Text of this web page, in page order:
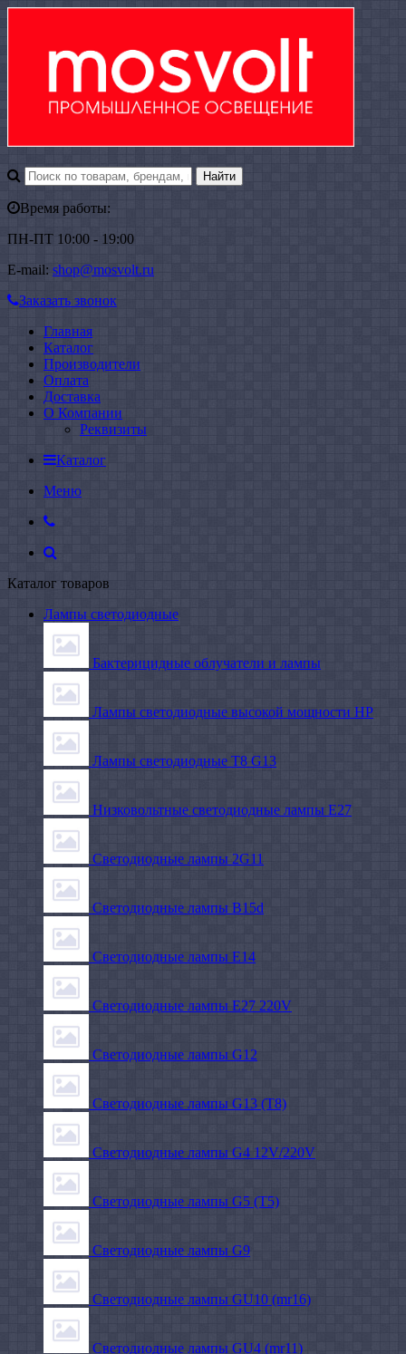
Время работы:
ПН-ПТ 10:00 - 19:00
E-mail: shop@mosvolt.ru
Заказать звонок
Главная
Каталог
Производители
Оплата
Доставка
О Компании
Реквизиты
Каталог
Меню
Каталог товаров
Лампы светодиодные
Бактерицидные облучатели и лампы
Лампы светодиодные высокой мощности HP
Лампы светодиодные Т8 G13
Низковольтные светодиодные лампы E27
Светодиодные лампы 2G11
Светодиодные лампы B15d
Светодиодные лампы E14
Светодиодные лампы E27 220V
Светодиодные лампы G12
Светодиодные лампы G13 (T8)
Светодиодные лампы G4 12V/220V
Светодиодные лампы G5 (T5)
Светодиодные лампы G9
Светодиодные лампы GU10 (mr16)
Светодиодные лампы GU4 (mr11)